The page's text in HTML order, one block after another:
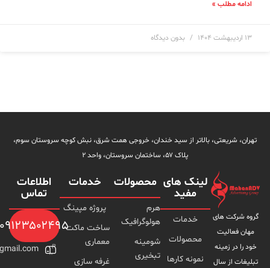
بدون دیدگاه
بالاتر از سید خندان، خروجی همت شرق، نبش کوچه سروستان سوم،
لینک های
مفید
خدمات
محصولات
نمونه کارها
محصولات
هرم
هولوگرافیک
شومینه
تبخیری
خدمات
پروژه مپینگ
ساخت ماکت
معماری
غرفه سازی
اطلاعات
تماس
۰۹۱۲۳۵۰۲۴۹۵
Foreseen.777@gmail.com